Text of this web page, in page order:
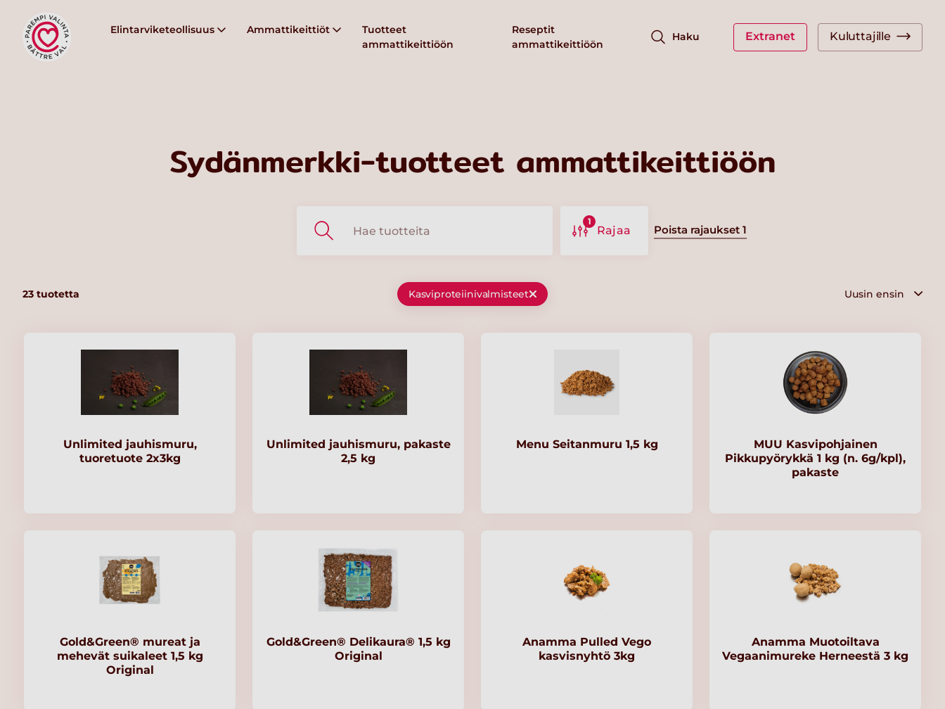
Elintarviketeollisuus Ammattikeittiöt
Tuotteet
ammattikeittiöön
Reseptit
ammattikeittiöön
Haku Extranet Kuluttajille
Sydänmerkki-tuotteet ammattikeittiöön
1
Rajaa Poista rajaukset 1
23 tuotetta Kasviproteiinivalmisteet
Unlimited jauhismuru,
tuoretuote 2x3kg
Unlimited jauhismuru, pakaste
2,5 kg
Menu Seitanmuru 1,5 kg
MUU Kasvipohjainen
Pikkupyörykkä 1 kg (n. 6g/kpl),
pakaste
Gold&Green® mureat ja
mehevät suikaleet 1,5 kg
Original
Gold&Green® Delikaura® 1,5 kg
Original
Anamma Pulled Vego
kasvisnyhtö 3kg
Anamma Muotoiltava
Vegaanimureke Herneestä 3 kg